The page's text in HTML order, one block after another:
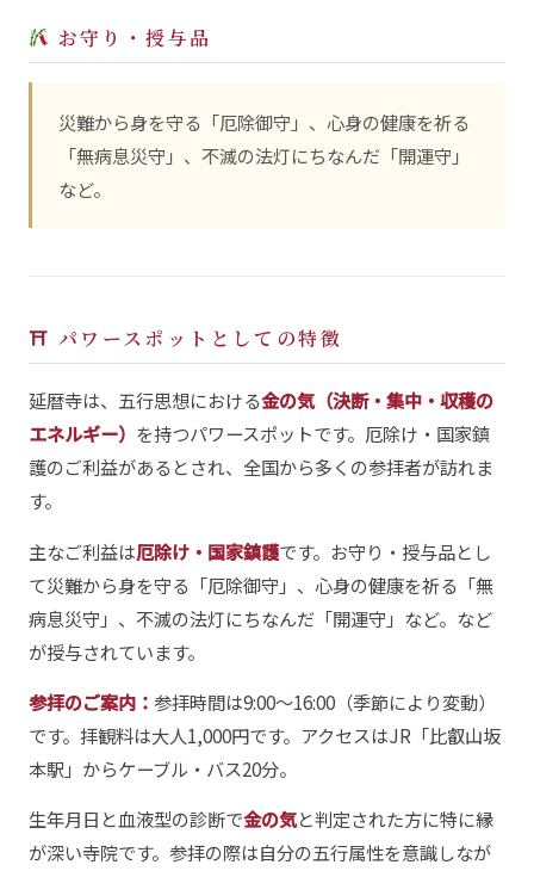
お守り・授与品
災難から身を守る「厄除御守」、心身の健康を祈る
「無病息災守」、不滅の法灯にちなんだ「開運守」
など。
⛩ パワースポットとしての特徴
延暦寺は、五行思想における金の気（決断・集中・収穫の
エネルギー） を持つパワースポットです。厄除け・国家鎮
護のご利益があるとされ、全国から多くの参拝者が訪れま
す。
主なご利益は厄除け・国家鎮護です。お守り・授与品とし
て災難から身を守る「厄除御守」、心身の健康を祈る「無
病息災守」、不滅の法灯にちなんだ「開運守」など。など
が授与されています。
参拝のご案内： 参拝時間は9:00〜16:00（季節により変動）
です。拝観料は大人1,000円です。アクセスはJR「比叡山坂
本駅」からケーブル・バス20分。
生年月日と血液型の診断で金の気と判定された方に特に縁
が深い寺院です。参拝の際は自分の五行属性を意識しなが